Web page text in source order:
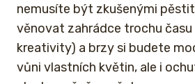
nemusíte být zkušenými
věnovat zahrádce trochu času
kreativity) a brzy si budete
vůni vlastních květin, ale i